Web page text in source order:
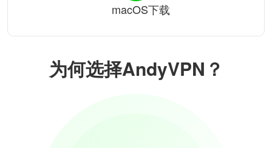
为何选择AndyVPN？
macOS下载